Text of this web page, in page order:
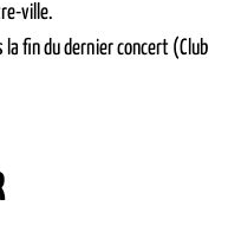
ville.
la fin du dernier concert (Club